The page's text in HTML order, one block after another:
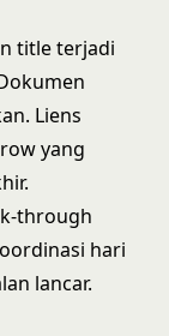
title terjadi
Liens
yang
through
hari
lancar.